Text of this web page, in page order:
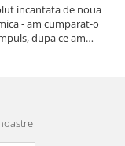
incantata de noua
- am cumparat-o
dupa ce am
dupa spalare.
va scapa de aceasta
plus este tare
o ...